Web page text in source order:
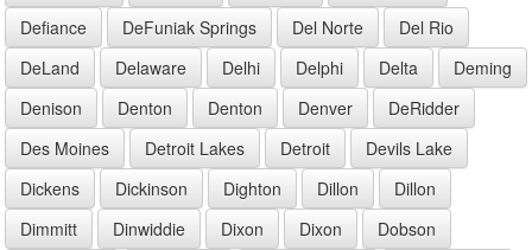
Defiance
DeFuniak Springs Del Norte
Del Rio
DeLand
Delaware Delhi Delphi Delta
Deming
Denison
Denton Denton Denver
DeRidder
Des Moines
Detroit Lakes Detroit
Devils Lake
Dickens
Dickinson Dighton Dillon
Dillon
Dimmitt
Dinwiddie Dixon Dixon
Dobson